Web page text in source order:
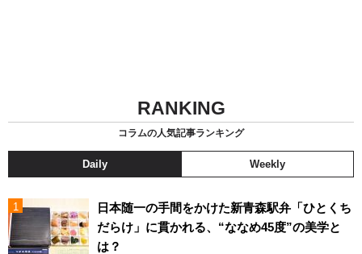
RANKING
コラムの人気記事ランキング
Daily Weekly
日本随一の手間をかけた新青森駅弁「ひとくち
だらけ」に貫かれる、“ななめ45度”の美学と
は？